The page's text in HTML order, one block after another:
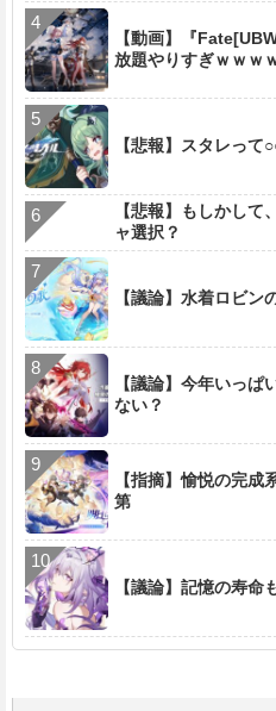
【動画】『
放題やりすぎｗｗｗ
【悲報】スタレって
【悲報】もしかして
ャ選択？
【議論】水着ロビン
【議論】今年いっぱ
ない？
【指摘】愉悦の完成
第
【議論】記憶の寿命